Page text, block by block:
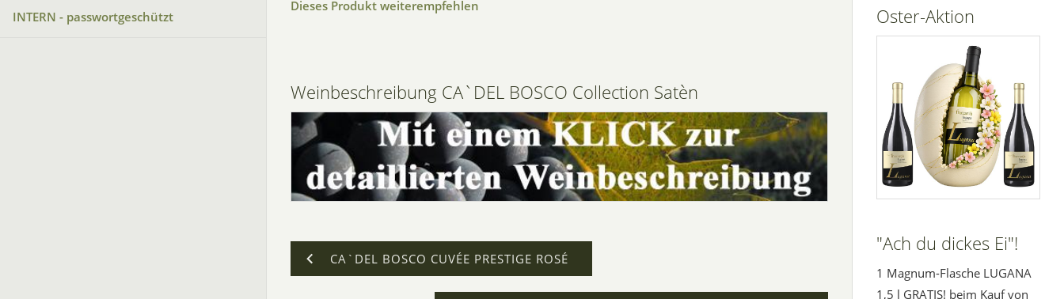
INTERN - passwortgeschützt
Dieses Produkt weiterempfehlen
Weinbeschreibung CA`DEL BOSCO Collection Satèn
CA`DEL BOSCO CUVÉE PRESTIGE ROSÉ
Oster-Aktion
"Ach du dickes Ei"!
1 Magnum-Flasche LUGANA
1,5 l GRATIS! beim Kauf von